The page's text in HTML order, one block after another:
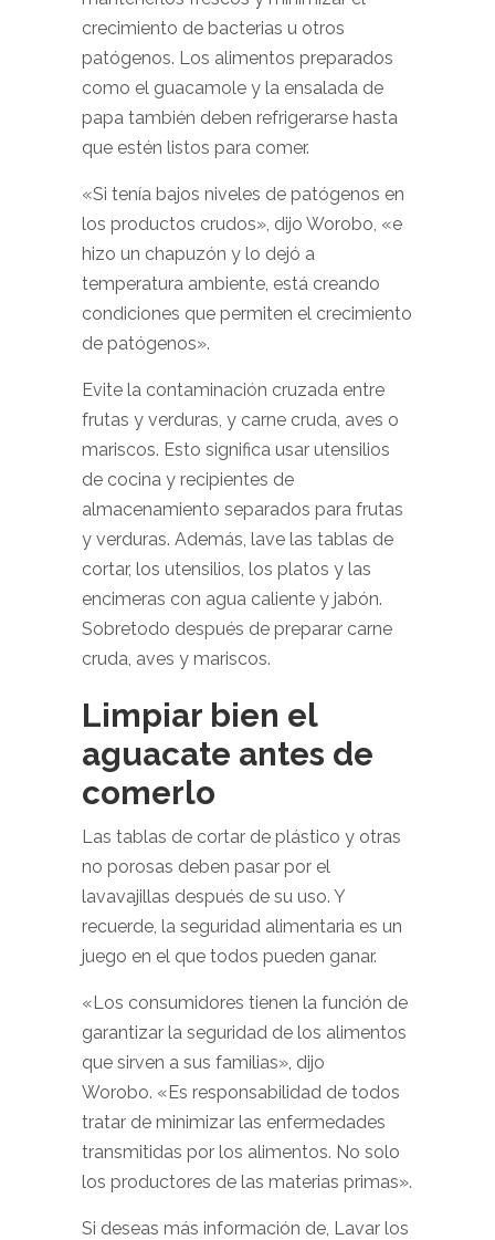
crecimiento de bacterias u otros
patógenos. Los alimentos preparados
como el guacamole y la ensalada de
papa también deben refrigerarse hasta
que estén listos para comer.
«Si tenía bajos niveles de patógenos en
los productos crudos», dijo Worobo, «e
hizo un chapuzón y lo dejó a
temperatura ambiente, está creando
condiciones que permiten el crecimiento
de patógenos».
Evite la contaminación cruzada entre
frutas y verduras, y carne cruda, aves o
mariscos. Esto significa usar utensilios
de cocina y recipientes de
almacenamiento separados para frutas
y verduras. Además, lave las tablas de
cortar, los utensilios, los platos y las
encimeras con agua caliente y jabón.
Sobretodo después de preparar carne
cruda, aves y mariscos.
Limpiar bien el
aguacate antes de
comerlo
Las tablas de cortar de plástico y otras
no porosas deben pasar por el
lavavajillas después de su uso. Y
recuerde, la seguridad alimentaria es un
juego en el que todos pueden ganar.
«Los consumidores tienen la función de
garantizar la seguridad de los alimentos
que sirven a sus familias», dijo
Worobo. «Es responsabilidad de todos
tratar de minimizar las enfermedades
transmitidas por los alimentos. No solo
los productores de las materias primas».
Si deseas más información de, Lavar los